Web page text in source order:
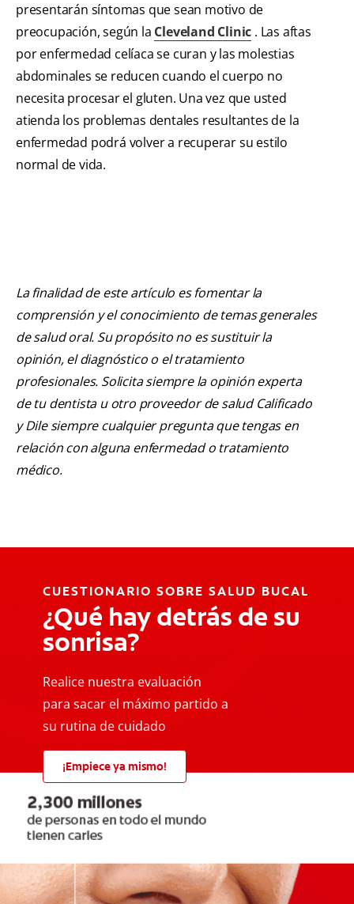
presentarán síntomas que sean motivo de
preocupación, según la Cleveland Clinic . Las aftas
por enfermedad celíaca se curan y las molestias
abdominales se reducen cuando el cuerpo no
necesita procesar el gluten. Una vez que usted
atienda los problemas dentales resultantes de la
enfermedad podrá volver a recuperar su estilo
normal de vida.
La finalidad de este artículo es fomentar la
comprensión y el conocimiento de temas generales
de salud oral. Su propósito no es sustituir la
opinión, el diagnóstico o el tratamiento
profesionales. Solicita siempre la opinión experta
de tu dentista u otro proveedor de salud Calificado
y Dile siempre cualquier pregunta que tengas en
relación con alguna enfermedad o tratamiento
médico.
CUESTIONARIO SOBRE SALUD BUCAL
¿Qué hay detrás de su
sonrisa?
Realice nuestra evaluación
para sacar el máximo partido a
su rutina de cuidado
¡Empiece ya mismo!